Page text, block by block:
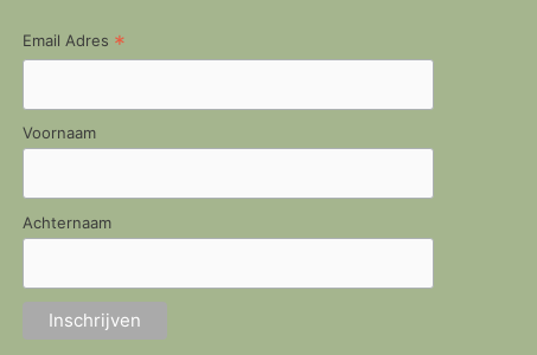
Email Adres *
Voornaam
Achternaam